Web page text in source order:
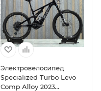
Электровелосипед
Specialized Turbo Levo
Comp Alloy 2023